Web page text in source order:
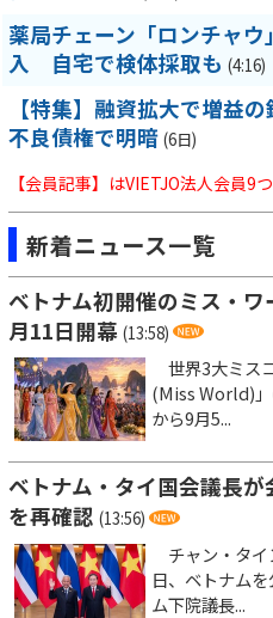
薬局チェーン「ロンチャ
入 自宅で検体採取も (4:16)
【特集】融資拡大で増益
不良債権で明暗 (6日)
【会員記事】はVIETJO法人会員9
新着ニュース一覧
ベトナム初開催のミス・
月11日開幕 (13:58)
世界3大ミス
(Miss World)
から9月5...
ベトナム・タイ国会議長
を再確認 (13:56)
チャン・タイ
日、ベトナム
ム下院議長...